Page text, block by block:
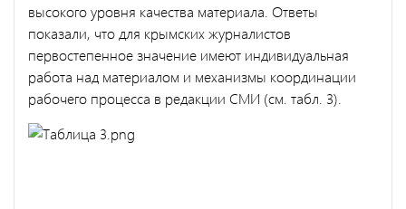
высокого уровня качества материала. Ответы
показали, что для крымских журналистов
первостепенное значение имеют индивидуальная
работа над материалом и механизмы координации
рабочего процесса в редакции СМИ (см. табл. 3).